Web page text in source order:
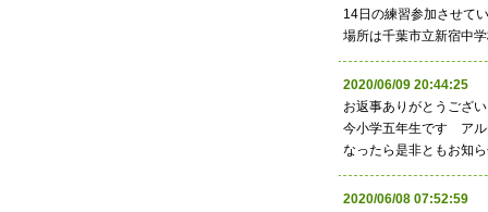
14日の練習参加させて
場所は千葉市立新宿中
2020/06/09
お返事ありがとうござ
今小学五年生です アル
なったら是非ともお知
2020/06/08 07:52:59